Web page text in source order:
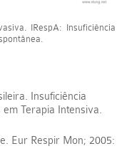
IRespA: Insuficiência
Insuficiência
Terapia Intensiva.
Eur Respir Mon; 2005: